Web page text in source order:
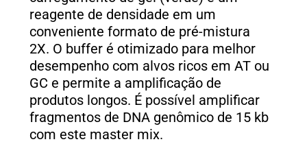
reagente de densidade em um
conveniente formato de pré-mistura
2X. O buffer é otimizado para melhor
desempenho com alvos ricos em AT ou
GC e permite a amplificação de
produtos longos. É possível amplificar
fragmentos de DNA genômico de 15 kb
com este master mix.